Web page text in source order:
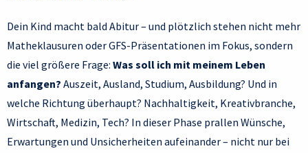
Dein Kind macht bald Abitur – und plötzlich stehen nicht mehr
Matheklausuren oder GFS-Präsentationen im Fokus, sondern
die viel größere Frage: Was soll ich mit meinem Leben
anfangen? Auszeit, Ausland, Studium, Ausbildung? Und in
welche Richtung überhaupt? Nachhaltigkeit, Kreativbranche,
Wirtschaft, Medizin, Tech? In dieser Phase prallen Wünsche,
Erwartungen und Unsicherheiten aufeinander – nicht nur bei